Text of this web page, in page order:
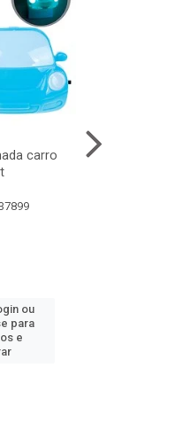
carro
ou
para
e